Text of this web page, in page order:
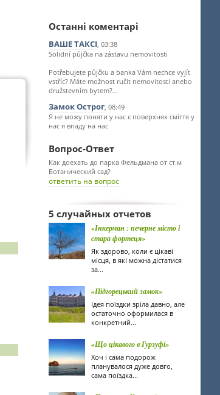
Останні коментарі
ВАШЕ ТАКСІ, 03:38
Solidní půjčka na zástavu nemovitosti
Potřebujete půjčku a banka Vám nechce vyjít
vstříc? Máte možnost ručit nemovitosti anebo
družstevním bytem?...
Замок Острог, 08:49
Я не можу поняти у нас є поверхнях сміття у
нас я впаду на нас
Вопрос-Ответ
Как доехать до парка Фельдмана от ст.м
Ботанический сад?
ответить на вопрос
5 случайных отчетов
«Інкерман : печерне місто і
стара фортеця»
Як здорово, коли є цікаві
місця, в які можна дістатися
за...
«Підгорецький замок»
Ідея поїздки зріла давно, але
остаточно оформилася в
конкретний...
«Що цікавого в Гурзуфі»
Хоч і сама подорож
планувалося дуже довго,
сама поїздка...